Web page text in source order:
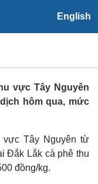
English
thời tiết
VOV
3: Cà phê
vực Tây Nguyên
hôm qua, mức
Tây Nguyên từ
Đắk Lắk cà phê thu
đồng/kg.